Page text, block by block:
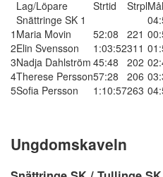
Lag/Löpare Strtid Strpl
Snättringe SK 1
1 Maria Movin 52:08 221
2Elin Svensson 1:03:52311
3Nadja Dahlström 45:48 202
4Therese Persson57:28 206
5Sofia Persson 1:10:57263
Ungdomskaveln